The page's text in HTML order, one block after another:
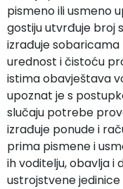
pismeno ili usmeno
gostiju utvrđuje broj
izrađuje
urednost i čistoću
istima obavještava
upoznat je s
slučaju potrebe
izrađuje ponude i
prima pismene i
ih voditelju, obavlja i
ustrojstvene